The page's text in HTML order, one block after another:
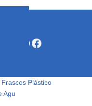
Facebook
Plástico
Agu